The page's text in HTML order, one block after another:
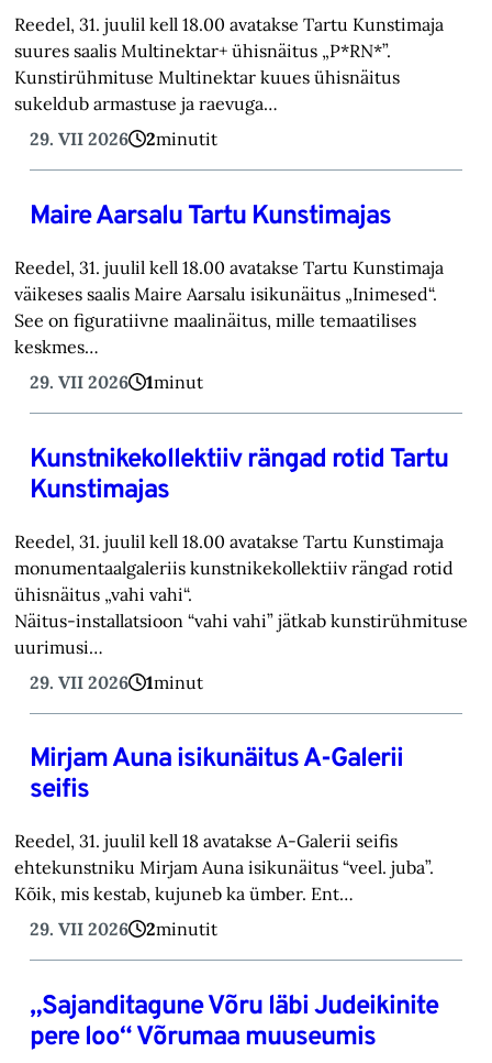
Reedel, 31. juulil kell 18.00 avatakse Tartu Kunstimaja
suures saalis Multinektar+ ühisnäitus „P*RN*”.
Kunstirühmituse Multinektar kuues ühisnäitus
sukeldub armastuse ja raevuga…
29. VII 2026
2minutit
Maire Aarsalu Tartu Kunstimajas
Reedel, 31. juulil kell 18.00 avatakse Tartu Kunstimaja
väikeses saalis Maire Aarsalu isikunäitus „Inimesed“.
See on figuratiivne maalinäitus, mille temaatilises
keskmes…
29. VII 2026
1minut
Kunstnikekollektiiv rängad rotid Tartu
Kunstimajas
Reedel, 31. juulil kell 18.00 avatakse Tartu Kunstimaja
monumentaalgaleriis kunstnikekollektiiv rängad rotid
ühisnäitus „vahi vahi“.
Näitus-installatsioon “vahi vahi” jätkab kunstirühmituse
uurimusi…
29. VII 2026
1minut
Mirjam Auna isikunäitus A-Galerii
seifis
Reedel, 31. juulil kell 18 avatakse A-Galerii seifis
ehtekunstniku Mirjam Auna isikunäitus “veel. juba”.
Kõik, mis kestab, kujuneb ka ümber. Ent…
29. VII 2026
2minutit
„Sajanditagune Võru läbi Judeikinite
pere loo“ Võrumaa muuseumis